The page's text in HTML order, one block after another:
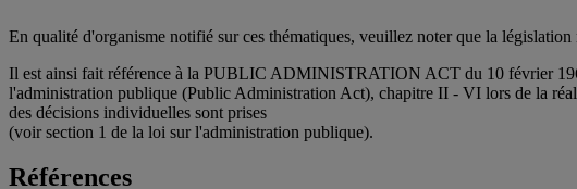
En qualité d'organisme notifié sur ces thématiques, veuillez noter que la
Il est ainsi fait référence à la PUBLIC ADMINISTRATION ACT du 10 février
l'administration publique (Public Administration Act), chapitre II - VI lors de la
des décisions individuelles sont prises
(voir section 1 de la loi sur l'administration publique).
Références